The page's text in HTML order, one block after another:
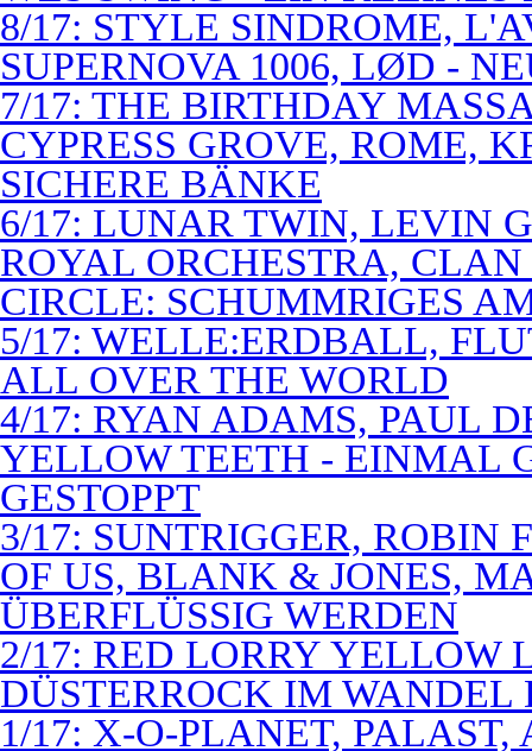
8/17: STYLE SINDROME,
SUPERNOVA 1006, LØD -
7/17: THE BIRTHDAY
CYPRESS GROVE, ROME,
SICHERE BÄNKE
6/17: LUNAR TWIN, LEVIN
ROYAL ORCHESTRA,
CIRCLE: SCHUMMRIGES
5/17: WELLE:ERDBALL,
ALL OVER THE WORLD
4/17: RYAN ADAMS, PAUL
YELLOW TEETH - EINMAL
GESTOPPT
3/17: SUNTRIGGER, ROBIN
OF US, BLANK & JONES,
ÜBERFLÜSSIG WERDEN
2/17: RED LORRY YELLOW
DÜSTERROCK IM WANDEL
1/17: X-O-PLANET,